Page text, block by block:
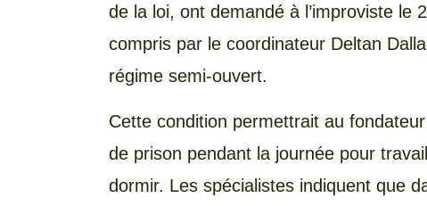
de la loi, ont demandé à l’improviste le
compris par le coordinateur Deltan
régime semi-ouvert.
Cette condition permettrait au
de prison pendant la journée pour
dormir. Les spécialistes indiquent que